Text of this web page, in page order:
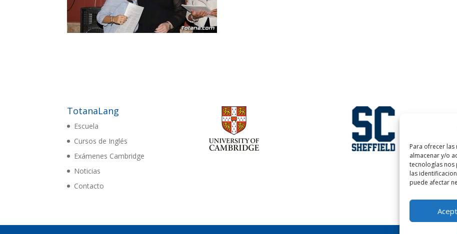
Para ofrecer
almacenar y/o
tecnologías
las
puede afectar
TotanaLang
Escuela
Cursos de Inglés
Exámenes Cambridge
Noticias
Contacto